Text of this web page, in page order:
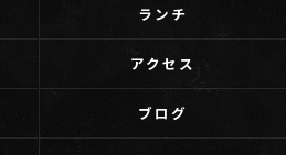
ランチ
アクセス
ブログ